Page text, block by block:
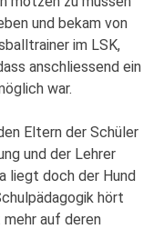
und bekam von
im LSK,
anschliessend ein
war.
Eltern der Schüler
und der Lehrer
liegt doch der Hund
hört
auf deren